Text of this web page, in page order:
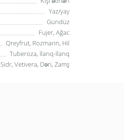
Yaz/yay
Gündüz
Fujer, Ağac
Qreyfrut, Rozmarin, Hil
Tuberoza, İlanq-İlanq
Sidr, Vetivera, Dəri, Zamş